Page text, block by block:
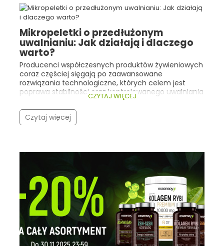
Mikropeletki o przedłużonym
uwalnianiu: Jak działają i dlaczego
warto?
Producenci współczesnych produktów żywieniowych
coraz częściej sięgają po zaawansowane
rozwiązania technologiczne, których celem jest
poprawa stabilności oraz kontrolowanego uwalniania
składników aktywnych. Dobrym przykładem są tu
mikropeletki o przedłużonym uwalnianiu .
Technologia ta znajduje zastosowanie m.in. w
żywności specjalnego przeznaczenia medycznego
związana z miejscem uwalniania tego składnika.
CZYTAJ WIĘCEJ
Czytaj więcej